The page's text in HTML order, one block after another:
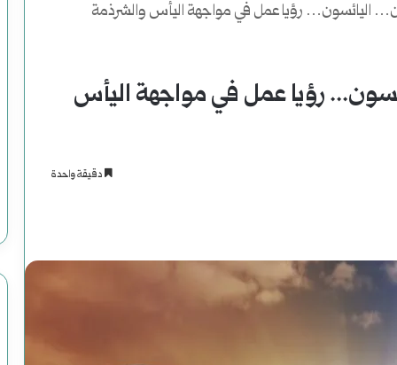
اليائسون… رؤيا عمل في مواجهة اليأس والشرذمة
رؤيا عمل في مواجهة اليأس
دقيقة واحدة